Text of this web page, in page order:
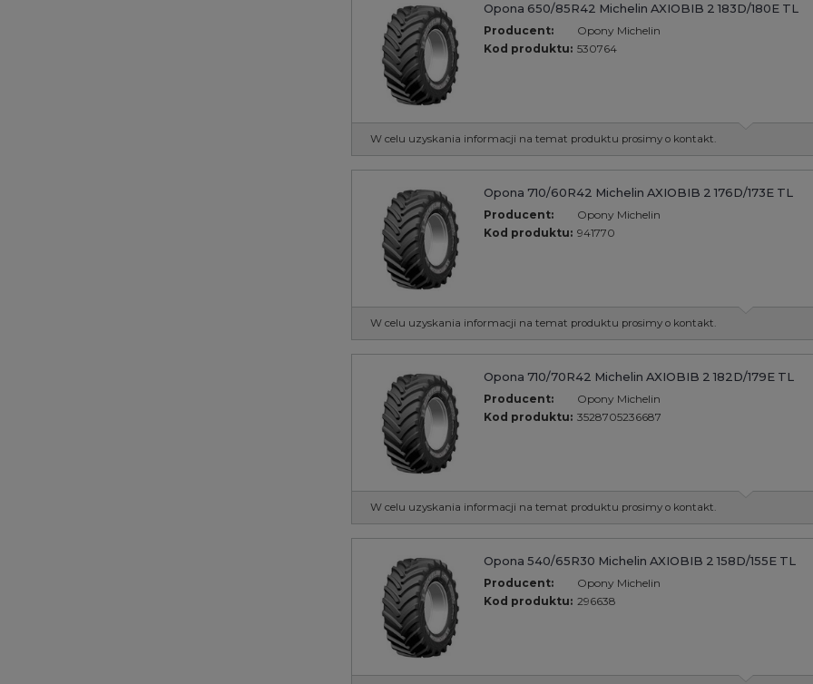
Opona 650/85R42 Michelin AXIOBIB 2 183D/180E TL
Producent:
Opony Michelin
Kod produktu: 530764
W celu uzyskania informacji na temat produktu prosimy o kontakt.
Opona 710/60R42 Michelin AXIOBIB 2 176D/173E TL
Producent:
Opony Michelin
Kod produktu: 941770
W celu uzyskania informacji na temat produktu prosimy o kontakt.
Opona 710/70R42 Michelin AXIOBIB 2 182D/179E TL
Producent:
Opony Michelin
Kod produktu: 3528705236687
W celu uzyskania informacji na temat produktu prosimy o kontakt.
Opona 540/65R30 Michelin AXIOBIB 2 158D/155E TL
Producent:
Opony Michelin
Kod produktu: 296638